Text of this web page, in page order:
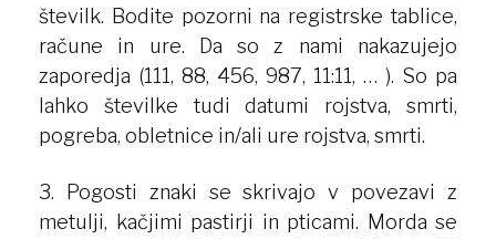
številk. Bodite pozorni na registrske tablice,
račune in ure. Da so z nami nakazujejo
zaporedja (111, 88, 456, 987, 11:11, … ). So pa
lahko številke tudi datumi rojstva, smrti,
pogreba, obletnice in/ali ure rojstva, smrti.
3. Pogosti znaki se skrivajo v povezavi z
metulji, kačjimi pastirji in pticami. Morda se